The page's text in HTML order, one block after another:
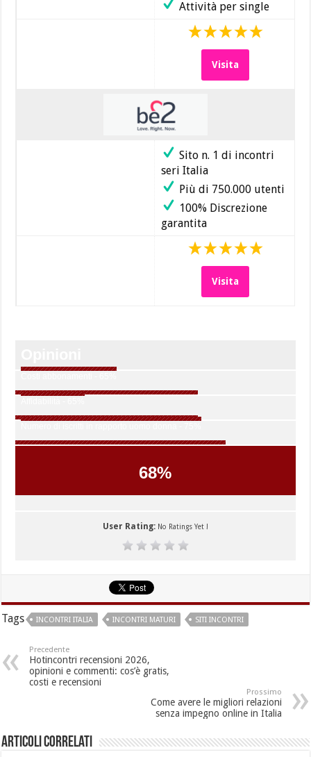
Attività per single
Visita
Sito n. 1 di incontri
seri Italia
Più di 750.000 utenti
100% Discrezione
garantita
Visita
68%
User Rating: No Ratings Yet !
Tags INCONTRI ITALIA INCONTRI MATURI SITI INCONTRI
Precedente
Hotincontri recensioni 2026,
opinioni e commenti: cos’è gratis,
costi e recensioni
Prossimo
Come avere le migliori relazioni
senza impegno online in Italia
Articoli Correlati